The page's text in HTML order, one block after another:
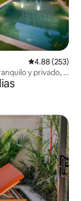
Calificación
4.88 (253)
y privado, a